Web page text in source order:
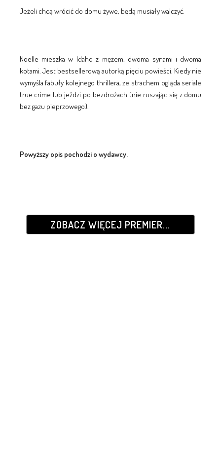
Jeżeli chcą wrócić do domu żywe, będą musiały walczyć.
Noelle mieszka w Idaho z mężem, dwoma synami i dwoma
kotami. Jest bestsellerową autorką pięciu powieści. Kiedy nie
wymyśla fabuły kolejnego thrillera, ze strachem ogląda seriale
true crime lub jeździ po bezdrożach (nie ruszając się z domu
bez gazu pieprzowego).
Powyższy opis pochodzi o wydawcy.
ZOBACZ WIĘCEJ PREMIER...